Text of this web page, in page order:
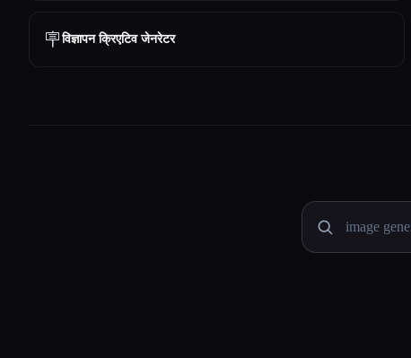
🪧 विज्ञापन क्रिएटिव जेनरेटर